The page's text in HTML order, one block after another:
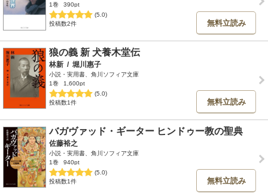
1巻
390pt
(5.0)
投稿数2件
無料立読み
狼の義 新 犬養木堂伝
林新 / 堀川惠子
小説・実用書、角川ソフィア文庫
1巻
1,600pt
(5.0)
投稿数1件
無料立読み
バガヴァッド・ギーター ヒンドゥー教の聖典
佐藤裕之
小説・実用書、角川ソフィア文庫
1巻
940pt
(5.0)
投稿数1件
無料立読み